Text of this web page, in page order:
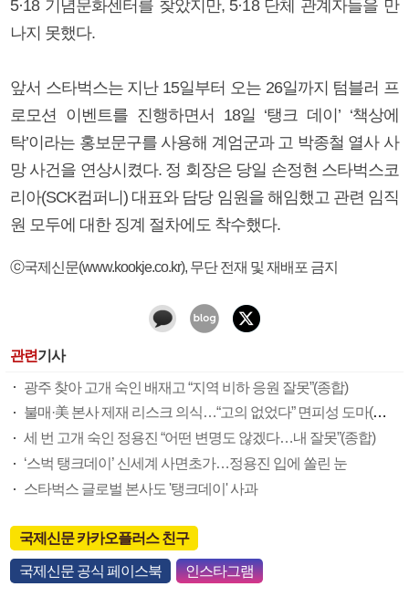
5·18 기념문화센터를 찾았지만, 5·18 단체 관계자들을 만
나지 못했다.
앞서 스타벅스는 지난 15일부터 오는 26일까지 텀블러 프
로모션 이벤트를 진행하면서 18일 ‘탱크 데이’ ‘책상에
탁’이라는 홍보문구를 사용해 계엄군과 고 박종철 열사 사
망 사건을 연상시켰다. 정 회장은 당일 손정현 스타벅스코
리아(SCK컴퍼니) 대표와 담당 임원을 해임했고 관련 임직
원 모두에 대한 징계 절차에도 착수했다.
ⓒ국제신문(www.kookje.co.kr), 무단 전재 및 재배포 금지
관련기사
광주 찾아 고개 숙인 배재고 “지역 비하 응원 잘못”(종합)
불매·美 본사 제재 리스크 의식…“고의 없었다” 면피성 도마(종합)
세 번 고개 숙인 정용진 “어떤 변명도 않겠다…내 잘못”(종합)
‘스벅 탱크데이’ 신세계 사면초가…정용진 입에 쏠린 눈
스타벅스 글로벌 본사도 '탱크데이' 사과
국제신문 카카오플러스 친구
국제신문 공식 페이스북 인스타그램